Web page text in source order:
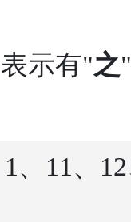
示有"之
、11、